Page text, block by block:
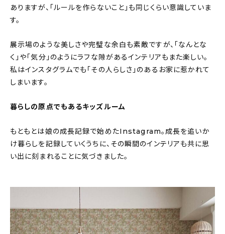
ありますが、「ルールを作らないこと」も同じくらい意識していま
す。
展示場のような美しさや完璧な余白も素敵ですが、「なんとな
く」や「気分」のようにラフな隙があるインテリアもまた楽しい。
私はインスタグラムでも「その人らしさ」のあるお家に惹かれて
しまいます。
暮らしの原点でもあるキッズルーム
もともとは娘の成長記録で始めたInstagram。成長を追いか
け暮らしを記録していくうちに、その瞬間のインテリアも共に思
い出に刻まれることに気づきました。